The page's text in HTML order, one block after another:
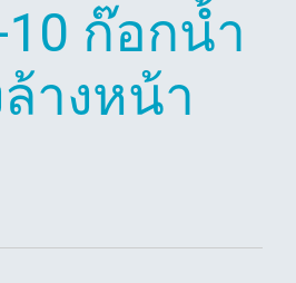
10 ก๊อกน้ำ
างหน้า